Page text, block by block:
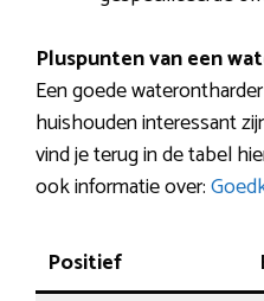
Pluspunten van een
Een goede
huishouden interessant
vind je terug in de tabel
ook informatie over:
Positief